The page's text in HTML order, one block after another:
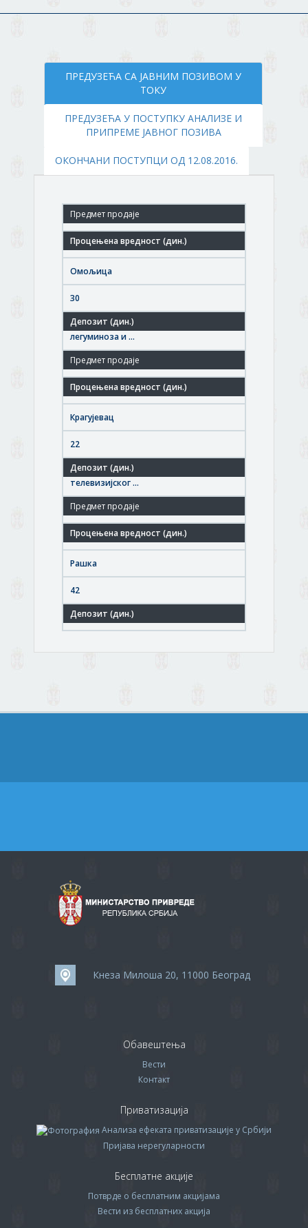
ПРЕДУЗЕЋА СА ЈАВНИМ ПОЗИВОМ У
ТОКУ
ПРЕДУЗЕЋА У ПОСТУПКУ АНАЛИЗЕ И
ПРИПРЕМЕ ЈАВНОГ ПОЗИВА
ОКОНЧАНИ ПОСТУПЦИ ОД 12.08.2016.
08047723
ОМОЉИЦА
Омољица
30
Гајење жита (осим пиринча),
легуминоза и ...
06875793
РТВ КРАГУЈЕВАЦ ДОО
Крагујевац
22
Производња и емитовање
телевизијског ...
20039337
ЈАТ- Апартмани Копаоник доо
Рашка
42
Хотели и сличан смештај
Кнеза Милоша 20, 11000 Београд
Обавештења
Вести
Контакт
Приватизација
Анализа ефеката приватизације у Србији
Пријава нерегуларности
Бесплатне акције
Потврде о бесплатним акцијама
Вести из бесплатних акција